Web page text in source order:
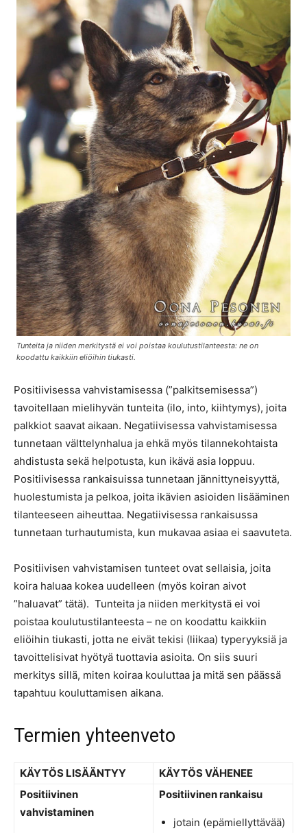
Tunteita ja niiden merkitystä ei voi poistaa koulutustilanteesta: ne on
koodattu kaikkiin eliöihin tiukasti.
Positiivisessa vahvistamisessa (”palkitsemisessa”)
tavoitellaan mielihyvän tunteita (ilo, into, kiihtymys), joita
palkkiot saavat aikaan. Negatiivisessa vahvistamisessa
tunnetaan välttelynhalua ja ehkä myös tilannekohtaista
ahdistusta sekä helpotusta, kun ikävä asia loppuu.
Positiivisessa rankaisuissa tunnetaan jännittyneisyyttä,
huolestumista ja pelkoa, joita ikävien asioiden lisääminen
tilanteeseen aiheuttaa. Negatiivisessa rankaisussa
tunnetaan turhautumista, kun mukavaa asiaa ei saavuteta.
Positiivisen vahvistamisen tunteet ovat sellaisia, joita
koira haluaa kokea uudelleen (myös koiran aivot
”haluavat” tätä). Tunteita ja niiden merkitystä ei voi
poistaa koulutustilanteesta – ne on koodattu kaikkiin
eliöihin tiukasti, jotta ne eivät tekisi (liikaa) typeryyksiä ja
tavoittelisivat hyötyä tuottavia asioita. On siis suuri
merkitys sillä, miten koiraa kouluttaa ja mitä sen päässä
tapahtuu kouluttamisen aikana.
Termien yhteenveto
KÄYTÖS LISÄÄNTYY
KÄYTÖS VÄHENEE
Positiivinen
vahvistaminen
Positiivinen rankaisu
jotain (epämiellyttävää)